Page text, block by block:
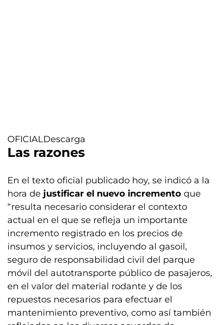
OFICIALDescarga
Las razones
En el texto oficial publicado hoy, se indicó a la
hora de justificar el nuevo incremento que
“resulta necesario considerar el contexto
actual en el que se refleja un importante
incremento registrado en los precios de
insumos y servicios, incluyendo al gasoil,
seguro de responsabilidad civil del parque
móvil del autotransporte público de pasajeros,
en el valor del material rodante y de los
repuestos necesarios para efectuar el
mantenimiento preventivo, como así también